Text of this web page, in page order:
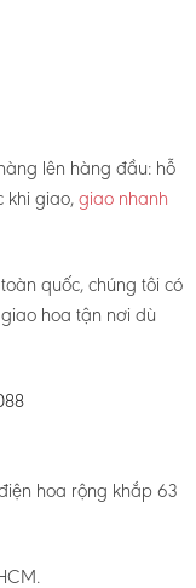
lên hàng đầu: hỗ
khi giao,giao nhanh
quốc, chúng tôi có
hoa tận nơi dù
hoa rộng khắp 63